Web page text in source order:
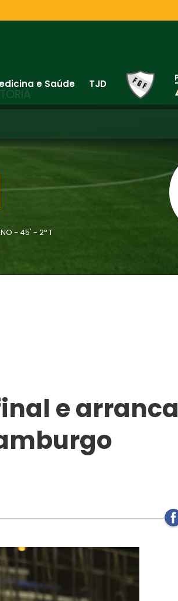
e Saúde
TJD
- 45' - 2º T
e arranca